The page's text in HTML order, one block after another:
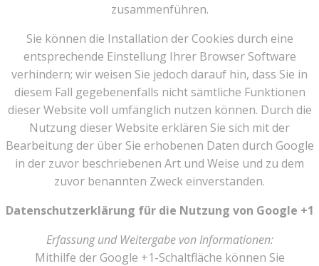
zusammenführen.
Sie können die Installation der Cookies durch eine
entsprechende Einstellung Ihrer Browser Software
verhindern; wir weisen Sie jedoch darauf hin, dass Sie in
diesem Fall gegebenenfalls nicht sämtliche Funktionen
dieser Website voll umfänglich nutzen können. Durch die
Nutzung dieser Website erklären Sie sich mit der
Bearbeitung der über Sie erhobenen Daten durch Google
in der zuvor beschriebenen Art und Weise und zu dem
zuvor benannten Zweck einverstanden.
Datenschutzerklärung für die Nutzung von Google +1
Erfassung und Weitergabe von Informationen:
Mithilfe der Google +1-Schaltfläche können Sie